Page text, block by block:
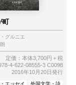
町
グルニエ
定価：本体3,700円＋税
4-622-08555-3 C0098
2016年10月20日発行